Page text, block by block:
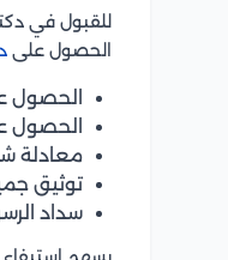
للقبول في
الحصول على
الحصول
الحصول
معادلة
توثيق
سداد